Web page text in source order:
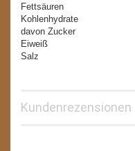
Fettsäuren
davon
Eiweiß
Salz
Kundenrezensionen